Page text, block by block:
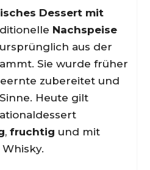
Dessert mit
Nachspeise
aus der
Sie wurde früher
zubereitet und
Heute gilt
,fruchtig und mit